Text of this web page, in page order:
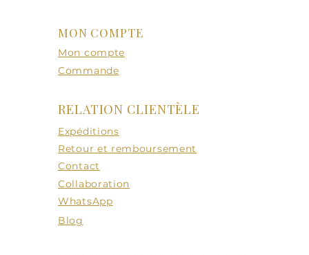
MON COMPTE
Mon compte
Commande
RELATION CLIENTÈLE
Expéditions
Retour et remboursement
Contact
Collaboration
WhatsApp
Blog